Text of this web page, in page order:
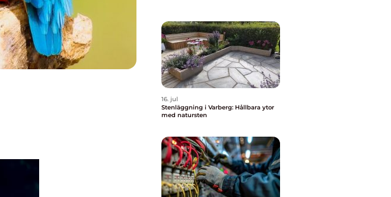
16. jul
Stenläggning i Varberg: Hållbara ytor
med natursten